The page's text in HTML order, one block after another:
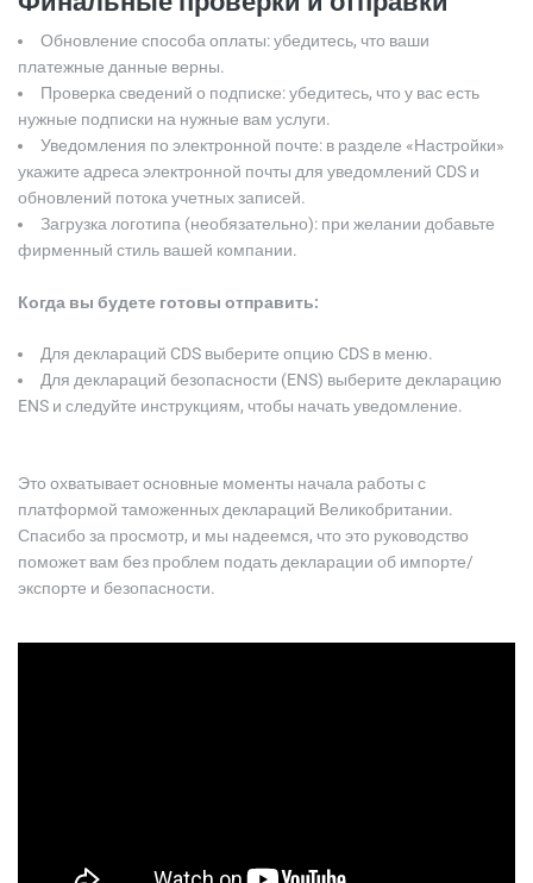
Обновление способа оплаты: убедитесь, что ваши
платежные данные верны.
Проверка сведений о подписке: убедитесь, что у вас есть
нужные подписки на нужные вам услуги.
Уведомления по электронной почте: в разделе «Настройки»
укажите адреса электронной почты для уведомлений CDS и
обновлений потока учетных записей.
Загрузка логотипа (необязательно): при желании добавьте
фирменный стиль вашей компании.
Когда вы будете готовы отправить:
Для деклараций CDS выберите опцию CDS в меню.
Для деклараций безопасности (ENS) выберите декларацию
ENS и следуйте инструкциям, чтобы начать уведомление.
Это охватывает основные моменты начала работы с
платформой таможенных деклараций Великобритании.
Спасибо за просмотр, и мы надеемся, что это руководство
поможет вам без проблем подать декларации об импорте/
экспорте и безопасности.